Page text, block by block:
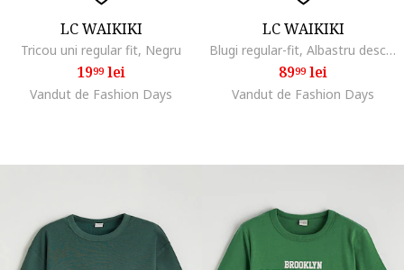
LC WAIKIKI
Tricou uni regular fit, Negru
1999lei
Vandut de Fashion Days
LC WAIKIKI
Blugi regular-fit, Albastru deschis
8999lei
Vandut de Fashion Days